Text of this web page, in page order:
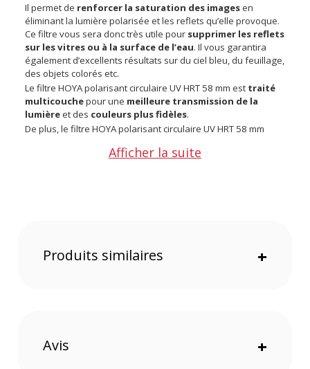
Il permet de renforcer la saturation des imagesen
éliminant la lumière polarisée et les reflets qu’elle provoque.
Ce filtre vous sera donc très utile pour supprimer les reflets
sur les vitres ou à la surface de l’eau. Il vous garantira
également d’excellents résultats sur du ciel bleu, du feuillage,
des objets colorés etc.
Le filtre HOYA polarisant circulaire UV HRT 58 mm est traité
multicouchepour une meilleure transmission de la
lumièreet des couleurs plus fidèles.
De plus, le filtre HOYA polarisant circulaire UV HRT 58 mm
et augmente le contraste de vos photos.
Caractéristiques du filtre HOYA polarisant circulaire UV
HRT 58 mm :
Afficher la suite
Produits similaires +
Avis +